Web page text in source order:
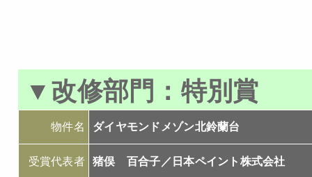
▼改修部門：特別賞
物件名 ダイヤモンドメゾン北鈴蘭台
受賞代表者 猪俣 百合子／日本ペイント株式会社